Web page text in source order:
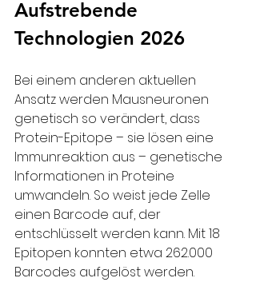
Aufstrebende
Technologien 2026
Bei einem anderen aktuellen
Ansatz werden Mausneuronen
genetisch so verändert, dass
Protein-Epitope – sie lösen eine
Immunreaktion aus – genetische
Informationen in Proteine
umwandeln. So weist jede Zelle
einen Barcode auf, der
entschlüsselt werden kann. Mit 18
Epitopen konnten etwa 262.000
Barcodes aufgelöst werden.